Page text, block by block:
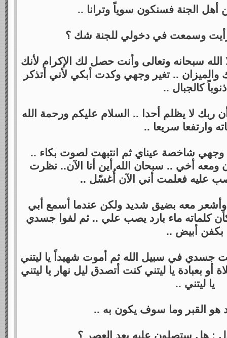
أهل الجنة فسنكون سوياً وترانا ..
وسمعت في دخولي للجنة شك ؟
الله سبحانه وتعالى وأنت حصل لك الإكرام لأنك
.. تغير وجهي وكدت أبكي لأني أتذكر
ذنوباً كالجبال ..
لا يظلم أحدا .. السلام عليكم ورحمة الله
وارتفعا سريعا ..
شاخصة عيناي ثم انتبهت لصوت بكاء ..
أخي .. سبحان الله أين أنا الآن.. نظرت
عليه فعلمت أني الآن أُغسّل ..
وأشعر معه بضيق شديد ولكن عندما أسمع أبي
كلماته ماء بارد يصب علي .. ثم لفوا جسدي
بكفن أبيض ..
جسدي في سبيل الله ثم أموت شهيداً يا ليتني
أو بعبادة يا ليتني كنت أتصدق ليل نهار يا ليتني
يا ليتني ..
هو القبر وما سوف يكون به ..
: هل ستصلون عليه بعد العصر ؟